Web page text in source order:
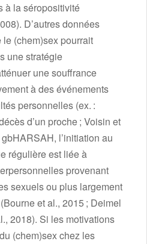
à la séropositivité
D’autres données
(chem)sex pourrait
une stratégie
une souffrance
à des événements
personnelles (ex. :
d’un proche ; Voisin et
l’initiation au
régulière est liée à
provenant
sexuels ou plus largement
et al., 2015 ; Deimel
2018). Si les motivations
(chem)sex chez les